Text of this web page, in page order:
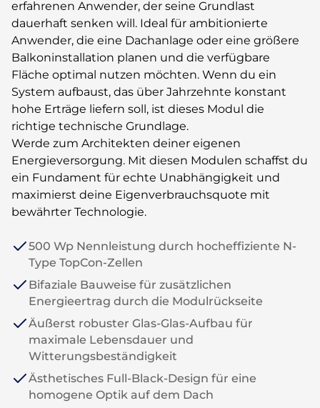
erfahrenen Anwender, der seine Grundlast
dauerhaft senken will. Ideal für ambitionierte
Anwender, die eine Dachanlage oder eine größere
Balkoninstallation planen und die verfügbare
Fläche optimal nutzen möchten. Wenn du ein
System aufbaust, das über Jahrzehnte konstant
hohe Erträge liefern soll, ist dieses Modul die
richtige technische Grundlage.
Werde zum Architekten deiner eigenen
Energieversorgung. Mit diesen Modulen schaffst du
ein Fundament für echte Unabhängigkeit und
maximierst deine Eigenverbrauchsquote mit
bewährter Technologie.
500 Wp Nennleistung durch hocheffiziente N-
Type TopCon-Zellen
Bifaziale Bauweise für zusätzlichen
Energieertrag durch die Modulrückseite
Äußerst robuster Glas-Glas-Aufbau für
maximale Lebensdauer und
Witterungsbeständigkeit
Ästhetisches Full-Black-Design für eine
homogene Optik auf dem Dach